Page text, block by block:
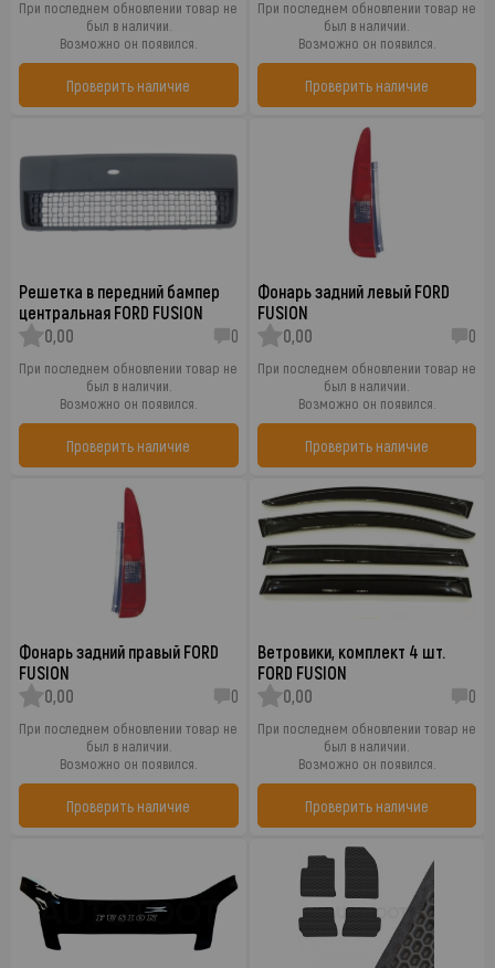
При последнем обновлении товар не
был в наличии.
Возможно он появился.
Проверить наличие
При последнем обновлении товар не
был в наличии.
Возможно он появился.
Проверить наличие
Решетка в передний бампер
центральная FORD FUSION
0,00
0
При последнем обновлении товар не
был в наличии.
Возможно он появился.
Проверить наличие
Фонарь задний левый FORD
FUSION
0,00
0
При последнем обновлении товар не
был в наличии.
Возможно он появился.
Проверить наличие
Фонарь задний правый FORD
FUSION
0,00
0
При последнем обновлении товар не
был в наличии.
Возможно он появился.
Проверить наличие
Ветровики, комплект 4 шт.
FORD FUSION
0,00
0
При последнем обновлении товар не
был в наличии.
Возможно он появился.
Проверить наличие